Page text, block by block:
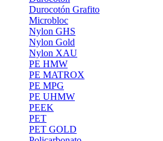
Durocotón Grafito
Microbloc
Nylon GHS
Nylon Gold
Nylon XAU
PE HMW
PE MATROX
PE MPG
PE UHMW
PEEK
PET
PET GOLD